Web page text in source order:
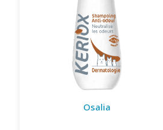
Osalia